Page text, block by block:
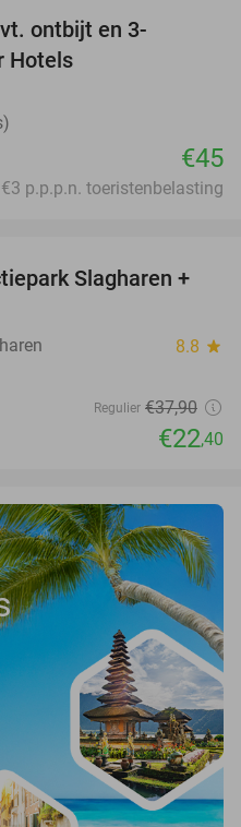
ontbijt en 3-
Hotels
€45
€3 p.p.p.n. toeristenbelasting
41%
Slagharen +
8.8 star
Regulier €37,90
€22,40